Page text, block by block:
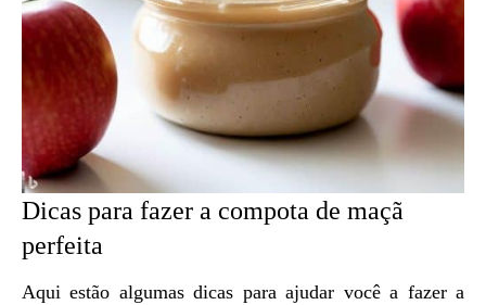
Dicas para fazer a compota de maçã
perfeita
Aqui estão algumas dicas para ajudar você a fazer a